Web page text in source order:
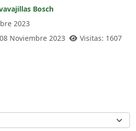
Bosch
2023
Noviembre 2023
Visitas: 1607
- error E15